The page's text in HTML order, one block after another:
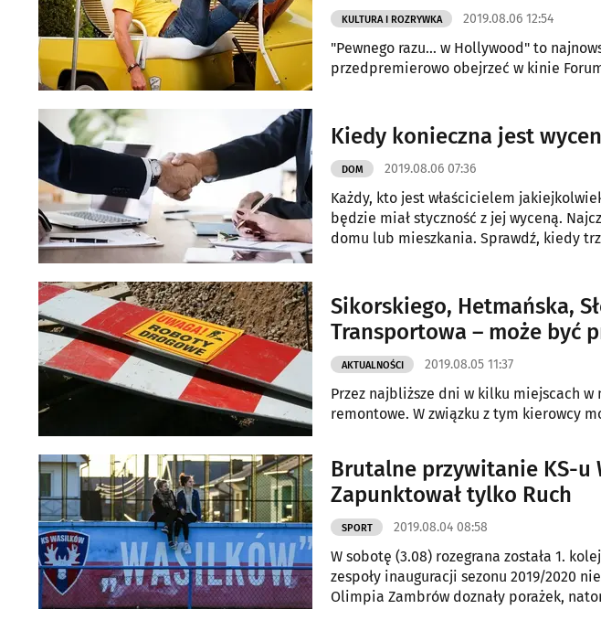
KULTURA I ROZRYWKA 2019.08.06 12:54
"Pewnego razu… w Hollywood" to
przedpremierowo obejrzeć w kinie
Kiedy konieczna jest
DOM 2019.08.06 07:36
Każdy, kto jest właścicielem
będzie miał styczność z jej wyceną.
domu lub mieszkania. Sprawdź, kiedy
Sikorskiego, Hetmańska,
Transportowa – może być
AKTUALNOŚCI 2019.08.05 11:37
Przez najbliższe dni w kilku miejscach
remontowe. W związku z tym kierowcy
Brutalne przywitanie KS-u
Zapunktował tylko Ruch
SPORT 2019.08.04 08:58
W sobotę (3.08) rozegrana została 1.
zespoły inauguracji sezonu 2019/2020
Olimpia Zambrów doznały porażek,